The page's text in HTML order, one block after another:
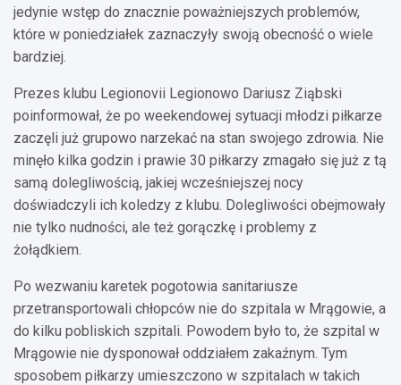
jedynie wstęp do znacznie poważniejszych problemów,
które w poniedziałek zaznaczyły swoją obecność o wiele
bardziej.
Prezes klubu Legionovii Legionowo Dariusz Ziąbski
poinformował, że po weekendowej sytuacji młodzi piłkarze
zaczęli już grupowo narzekać na stan swojego zdrowia. Nie
minęło kilka godzin i prawie 30 piłkarzy zmagało się już z tą
samą dolegliwością, jakiej wcześniejszej nocy
doświadczyli ich koledzy z klubu. Dolegliwości obejmowały
nie tylko nudności, ale też gorączkę i problemy z
żołądkiem.
Po wezwaniu karetek pogotowia sanitariusze
przetransportowali chłopców nie do szpitala w Mrągowie, a
do kilku pobliskich szpitali. Powodem było to, że szpital w
Mrągowie nie dysponował oddziałem zakaźnym. Tym
sposobem piłkarzy umieszczono w szpitalach w takich